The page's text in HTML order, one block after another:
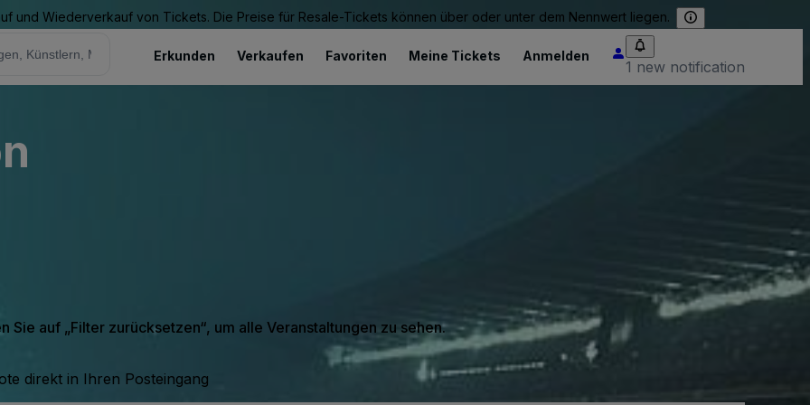
und Wiederverkauf von Tickets. Die Preise für Resale-Tickets können über oder unter dem Nennwert liegen.
Erkunden Verkaufen Favoriten Meine Tickets Anmelden
1 new notification
Sie auf „Filter zurücksetzen“, um alle Veranstaltungen zu sehen.
direkt in Ihren Posteingang